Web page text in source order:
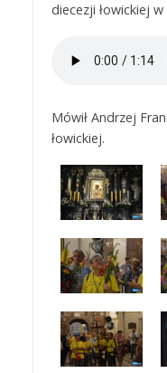
diecezji łowickiej
Mówił Andrzej
łowickiej.